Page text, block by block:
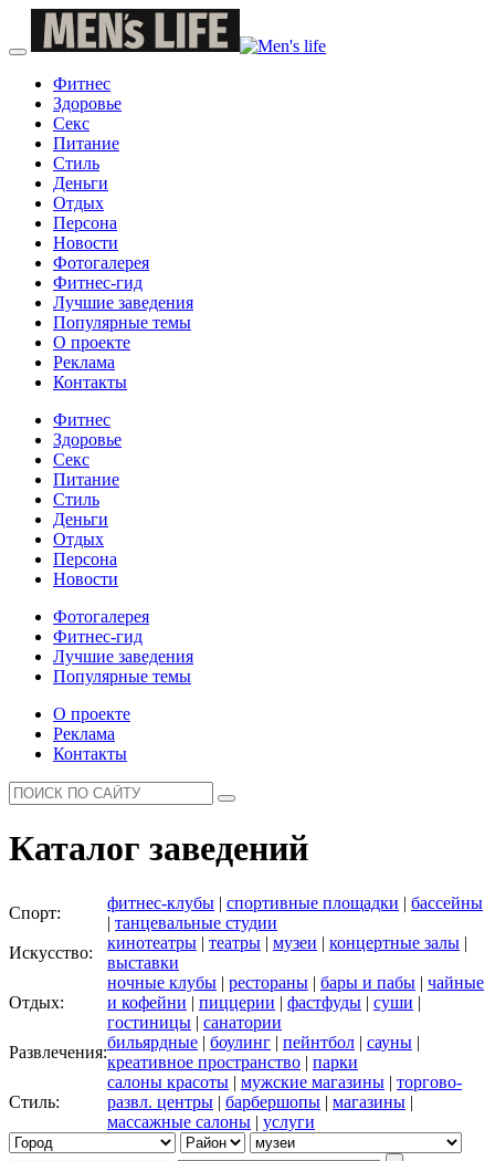
Фитнес
Здоровье
Секс
Питание
Стиль
Деньги
Отдых
Персона
Новости
Фотогалерея
Фитнес-гид
Лучшие заведения
Популярные темы
О проекте
Реклама
Контакты
Фитнес
Здоровье
Секс
Питание
Стиль
Деньги
Отдых
Персона
Новости
Фотогалерея
Фитнес-гид
Лучшие заведения
Популярные темы
О проекте
Реклама
Контакты
Каталог заведений
Спорт:
фитнес-клубы | спортивные площадки | бассейны
| танцевальные студии
Искусство:
кинотеатры | театры | музеи | концертные залы |
выставки
Отдых:
ночные клубы | рестораны | бары и пабы | чайные
и кофейни | пиццерии | фастфуды | суши |
гостиницы | санатории
Развлечения:
бильярдные | боулинг | пейнтбол | сауны |
креативное пространство | парки
Стиль:
салоны красоты | мужские магазины | торгово-
развл. центры | барбершопы | магазины |
массажные салоны | услуги